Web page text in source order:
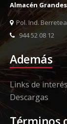
Almacén
Pol. Ind.
944 52 08 12
Además
Links de interés
Descargas